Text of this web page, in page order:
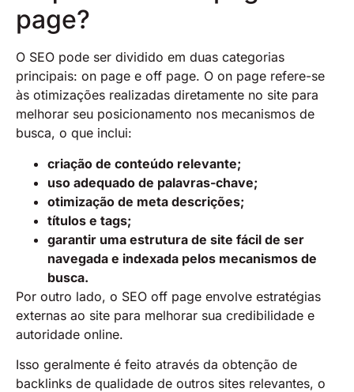
page?
O SEO pode ser dividido em duas categorias
principais: on page e off page. O on page refere-se
às otimizações realizadas diretamente no site para
melhorar seu posicionamento nos mecanismos de
busca, o que inclui:
criação de conteúdo relevante;
uso adequado de palavras-chave;
otimização de meta descrições;
títulos e tags;
garantir uma estrutura de site fácil de ser
navegada e indexada pelos mecanismos de
busca.
Por outro lado, o SEO off page envolve estratégias
externas ao site para melhorar sua credibilidade e
autoridade online.
Isso geralmente é feito através da obtenção de
backlinks de qualidade de outros sites relevantes, o